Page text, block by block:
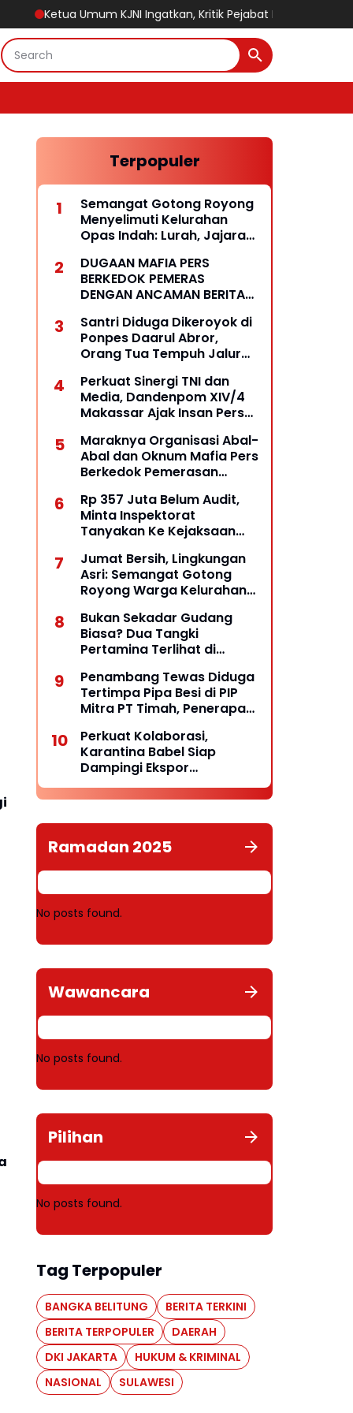
Umum KJNI Ingatkan, Kritik Pejabat Publik Jangan Abaikan
Terpopuler
Semangat Gotong Royong
Menyelimuti Kelurahan
Opas Indah: Lurah, Jajaran
Bersihkan Lingkungan
DUGAAN MAFIA PERS
BERKEDOK PEMERAS
DENGAN ANCAMAN BERITA
Santri Diduga Dikeroyok di
Ponpes Daarul Abror,
Orang Tua Tempuh Jalur
Masuk Polda Babel
Perkuat Sinergi TNI dan
Media, Dandenpom XIV/4
Makassar Ajak Insan Pers
Kolaboratif
Maraknya Organisasi Abal-
Abal dan Oknum Mafia Pers
Berkedok Pemerasan
Ketua LSM Forum Rakyat
Bersatu Minta Aparat
Bertindak
Rp 357 Juta Belum Audit,
Minta Inspektorat
Tanyakan Ke Kejaksaan
Keberadaannya
Jumat Bersih, Lingkungan
Asri: Semangat Gotong
Royong Warga Kelurahan
Bukan Sekadar Gudang
Biasa? Dua Tangki
Pertamina Terlihat di
BBM Ilegal Diuji
Penambang Tewas Diduga
Tertimpa Pipa Besi di PIP
Mitra PT Timah, Penerapan
Operasional Disorot
Perkuat Kolaborasi,
Karantina Babel Siap
Dampingi Ekspor
Komoditas Unggulan
Belitung
Ramadan 2025
No posts found.
Wawancara
No posts found.
Pilihan
No posts found.
Tag Terpopuler
BANGKA BELITUNG
BERITA TERKINI
BERITA TERPOPULER
DAERAH
DKI JAKARTA
HUKUM & KRIMINAL
NASIONAL
SULAWESI